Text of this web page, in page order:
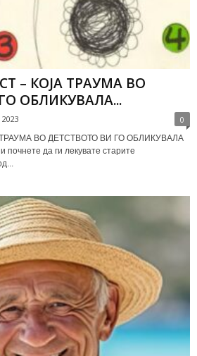
– КОЈА ТРАУМА ВО
ОБЛИКУВАЛА...
0
ВО ДЕТСТВОТО ВИ ГО ОБЛИКУВАЛА
да ги лекувате старите